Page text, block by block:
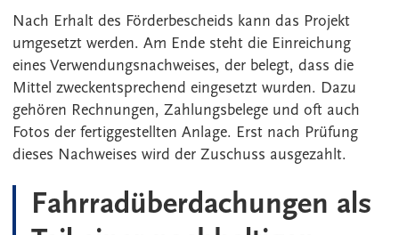
Nach Erhalt des Förderbescheids kann das Projekt
umgesetzt werden. Am Ende steht die Einreichung
eines Verwendungsnachweises, der belegt, dass die
Mittel zweckentsprechend eingesetzt wurden. Dazu
gehören Rechnungen, Zahlungsbelege und oft auch
Fotos der fertiggestellten Anlage. Erst nach Prüfung
dieses Nachweises wird der Zuschuss ausgezahlt.
Fahrradüberdachungen als